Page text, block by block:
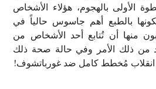
الأولى بالهجوم، هؤلاء الأشخاص
بالطبع أهم جاسوس حالياً في
منها أن تُتابع أحد الأشخاص من
من ذلك الأمر وفي حالة صحة ذلك
انقلاب مُخطط كامل ضد غورباتشوف!